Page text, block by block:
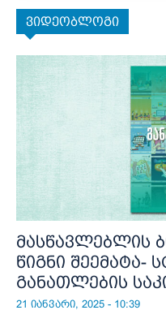
ვიდეობლოგი
მასწავლებლის
წიგნი შეემატა-
განათლების
21 იანვარი, 2025 - 10:39